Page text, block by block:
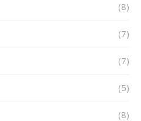
(8)
(7)
(7)
(5)
(8)